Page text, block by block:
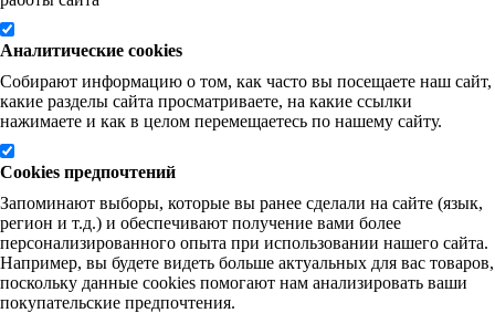
Аналитические cookies
Собирают информацию о том, как часто вы посещаете наш сайт,
какие разделы сайта просматриваете, на какие ссылки
нажимаете и как в целом перемещаетесь по нашему сайту.
Cookies предпочтений
Запоминают выборы, которые вы ранее сделали на сайте (язык,
регион и т.д.) и обеспечивают получение вами более
персонализированного опыта при использовании нашего сайта.
Например, вы будете видеть больше актуальных для вас товаров,
поскольку данные cookies помогают нам анализировать ваши
покупательские предпочтения.